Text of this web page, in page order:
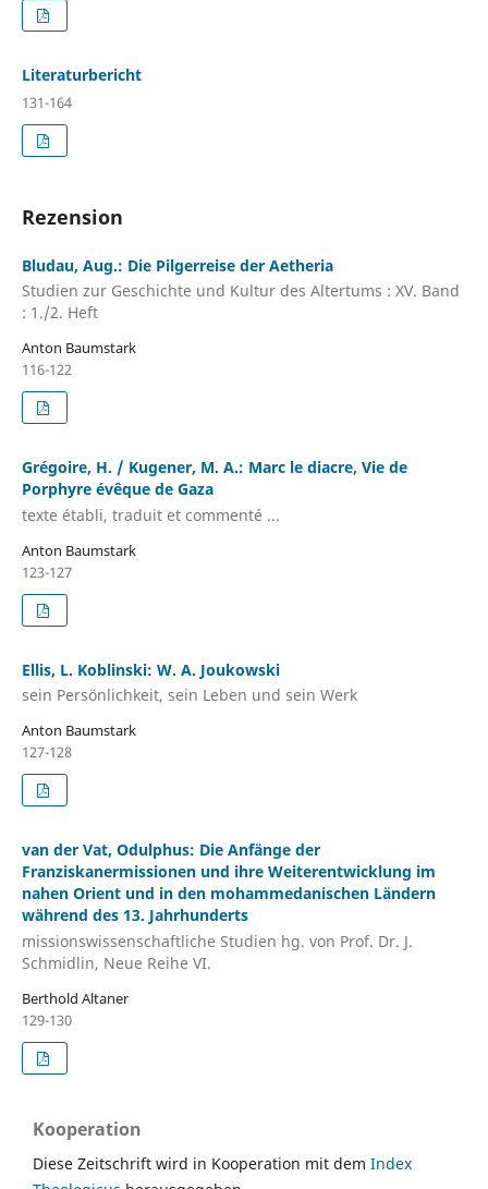
Literaturbericht
131-164
Rezension
Bludau, Aug.: Die Pilgerreise der Aetheria
Studien zur Geschichte und Kultur des Altertums : XV. Band
: 1./2. Heft
Anton Baumstark
116-122
Grégoire, H. / Kugener, M. A.: Marc le diacre, Vie de
Porphyre évêque de Gaza
texte établi, traduit et commenté ...
Anton Baumstark
123-127
Ellis, L. Koblinski: W. A. Joukowski
sein Persönlichkeit, sein Leben und sein Werk
Anton Baumstark
127-128
van der Vat, Odulphus: Die Anfänge der
Franziskanermissionen und ihre Weiterentwicklung im
nahen Orient und in den mohammedanischen Ländern
während des 13. Jahrhunderts
missionswissenschaftliche Studien hg. von Prof. Dr. J.
Schmidlin, Neue Reihe VI.
Berthold Altaner
129-130
Kooperation
Diese Zeitschrift wird in Kooperation mit dem Index